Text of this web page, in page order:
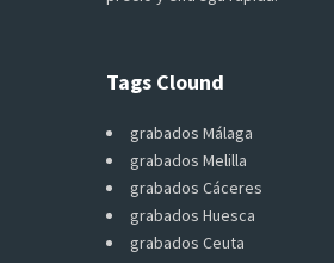
Tags Clound
grabados Málaga
grabados Melilla
grabados Cáceres
grabados Huesca
grabados Ceuta